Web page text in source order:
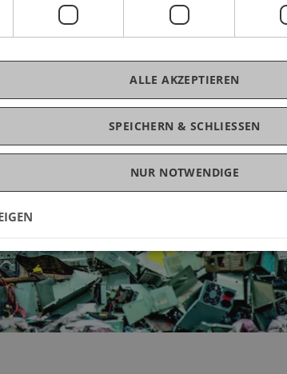
SPEICHERN & SCHLIESSEN
ALLE AKZEPTIEREN
NUR NOTWENDIGE